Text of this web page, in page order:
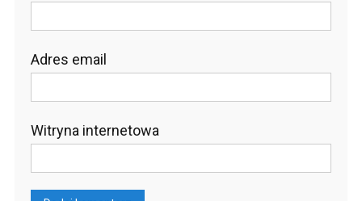
Adres email
Witryna internetowa